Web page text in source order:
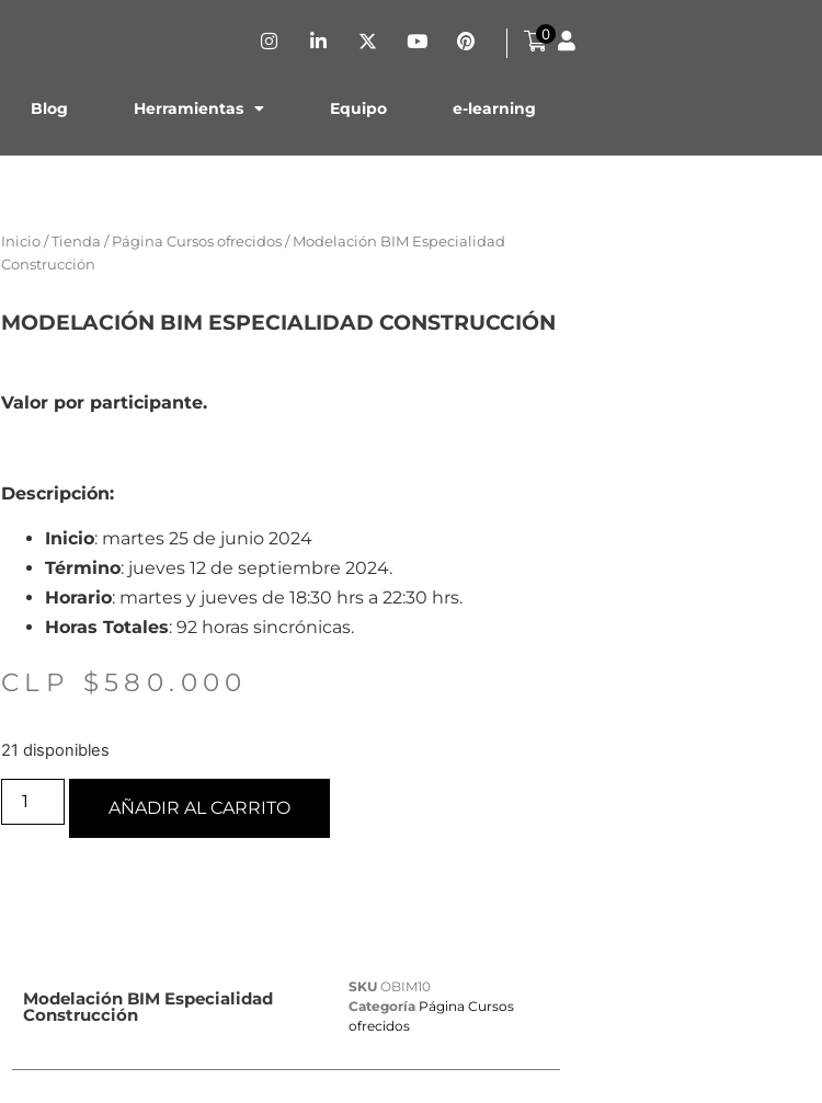
0
Blog Herramientas Equipo e-learning
Inicio /Tienda / Página Cursos ofrecidos / Modelación BIM Especialidad
Construcción
MODELACIÓN BIM ESPECIALIDAD CONSTRUCCIÓN
Valor por participante.
Descripción:
Inicio: martes 25 de junio 2024
Término: jueves 12 de septiembre 2024.
Horario: martes y jueves de 18:30 hrs a 22:30 hrs.
Horas Totales: 92 horas sincrónicas.
CLP $ 580.000
21 disponibles
AÑADIR AL CARRITO
Modelación BIM Especialidad
Construcción
SKU OBIM10
Categoría Página Cursos
ofrecidos